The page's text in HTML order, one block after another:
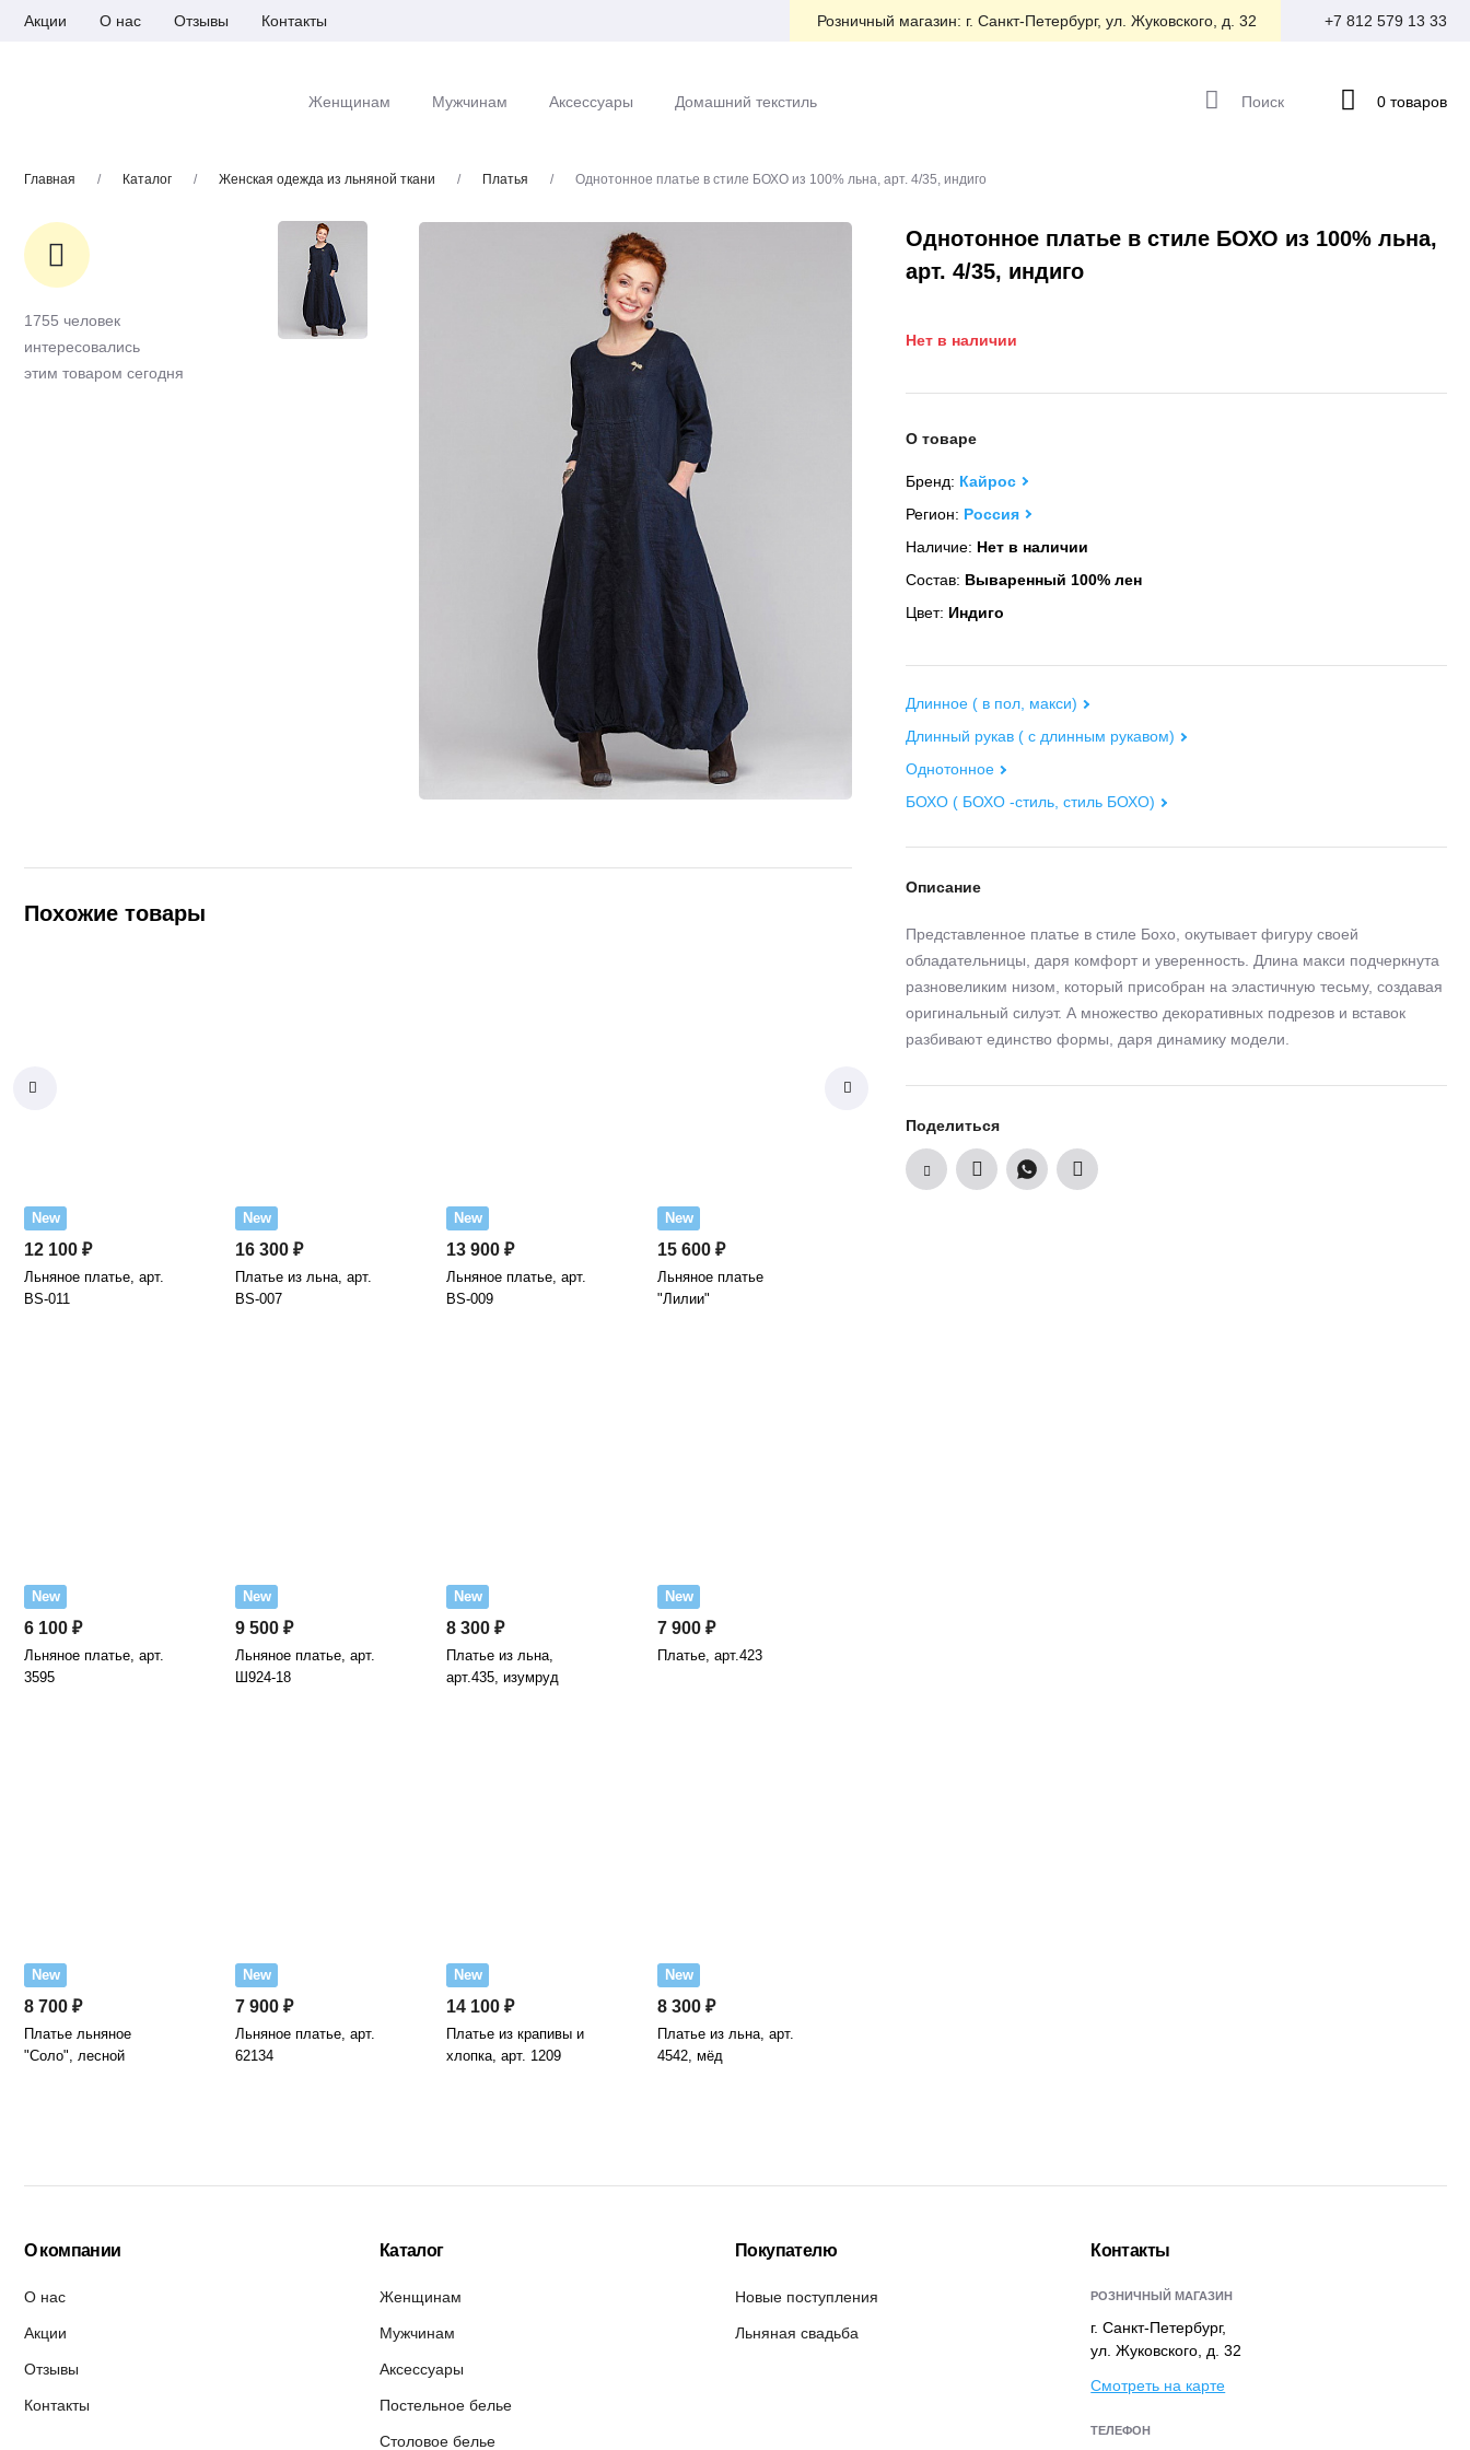
Акции О нас Отзывы Контакты Розничный магазин: г. Санкт-Петербург, ул. Жуковского, д. 32 +7 812 579 13 33
Женщинам Мужчинам Аксессуары Домашний текстиль Поиск 0 товаров
Главная / Каталог / Женская одежда из льняной ткани / Платья / Однотонное платье в стиле БОХО из 100% льна, арт. 4/35, индиго
Однотонное платье в стиле БОХО из 100% льна,
арт. 4/35, индиго
Нет в наличии
О товаре
Бренд: Кайрос
Регион: Россия
Наличие: Нет в наличии
Состав: Вываренный 100% лен
Цвет: Индиго
Длинное ( в пол, макси)
Длинный рукав ( с длинным рукавом)
Однотонное
БОХО ( БОХО -стиль, стиль БОХО)
Описание
Представленное платье в стиле Бохо, окутывает фигуру своей
обладательницы, даря комфорт и уверенность. Длина макси подчеркнута
разновеликим низом, который присобран на эластичную тесьму, создавая
оригинальный силуэт. А множество декоративных подрезов и вставок
разбивают единство формы, даря динамику модели.
Поделиться
1755 человек
интересовались
этим товаром сегодня
Похожие товары
New
12 100 ₽
Льняное платье, арт.
BS-011
New
16 300 ₽
Платье из льна, арт.
BS-007
New
13 900 ₽
Льняное платье, арт.
BS-009
New
15 600 ₽
Льняное платье
"Лилии"
New
6 100 ₽
Льняное платье, арт.
3595
New
9 500 ₽
Льняное платье, арт.
Ш924-18
New
8 300 ₽
Платье из льна,
арт.435, изумруд
New
7 900 ₽
Платье, арт.423
New
8 700 ₽
Платье льняное
"Соло", лесной
New
7 900 ₽
Льняное платье, арт.
62134
New
14 100 ₽
Платье из крапивы и
хлопка, арт. 1209
New
8 300 ₽
Платье из льна, арт.
4542, мёд
О компании
О нас
Акции
Отзывы
Контакты
Каталог
Женщинам
Мужчинам
Аксессуары
Постельное белье
Столовое белье
Покупателю
Новые поступления
Льняная свадьба
Контакты
РОЗНИЧНЫЙ МАГАЗИН
г. Санкт-Петербург,
ул. Жуковского, д. 32
Смотреть на карте
ТЕЛЕФОН